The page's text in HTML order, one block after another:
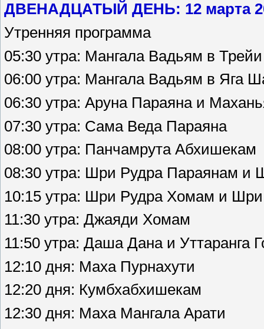
ДВЕНАДЦАТЫЙ ДЕНЬ: 12 марта
Утренняя программа
05:30 утра: Мангала Вадьям в
06:00 утра: Мангала Вадьям в Яга
06:30 утра: Аруна Параяна и
07:30 утра: Сама Веда Параяна
08:00 утра: Панчамрута Абхишекам
08:30 утра: Шри Рудра Параянам и
10:15 утра: Шри Рудра Хомам и
11:30 утра: Джаяди Хомам
11:50 утра: Даша Дана и Уттаранга
12:10 дня: Маха Пурнахути
12:20 дня: Кумбхабхишекам
12:30 дня: Маха Мангала Арати